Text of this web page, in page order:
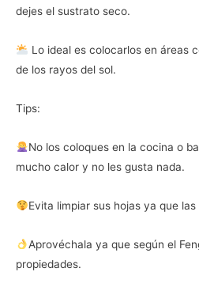
dejes el sustrato seco.
Lo ideal es colocarlos en áreas
de los rayos del sol.
Tips:
No los coloques en la cocina o
mucho calor y no les gusta nada.
Evita limpiar sus hojas ya que
Aprovéchala ya que según el
propiedades.